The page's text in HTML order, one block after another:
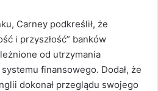
Carney podkreślił, że
i przyszłość” banków
od utrzymania
finansowego. Dodał, że
dokonał przeglądu swojego